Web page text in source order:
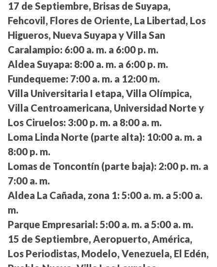
17 de Septiembre, Brisas de Suyapa,
Fehcovil, Flores de Oriente, La Libertad, Los
Higueros, Nueva Suyapa y Villa San
Caralampio: 6:00 a. m. a 6:00 p. m.
Aldea Suyapa: 8:00 a. m. a 6:00 p. m.
Fundequeme: 7:00 a. m. a 12:00 m.
Villa Universitaria I etapa, Villa Olímpica,
Villa Centroamericana, Universidad Norte y
Los Ciruelos: 3:00 p. m. a 8:00 a. m.
Loma Linda Norte (parte alta): 10:00 a. m. a
8:00 p. m.
Lomas de Toncontín (parte baja): 2:00 p. m. a
7:00 a. m.
Aldea La Cañada, zona 1: 5:00 a. m. a 5:00 a.
m.
Parque Empresarial: 5:00 a. m. a 5:00 a. m.
15 de Septiembre, Aeropuerto, América,
Los Periodistas, Modelo, Venezuela, El Edén,